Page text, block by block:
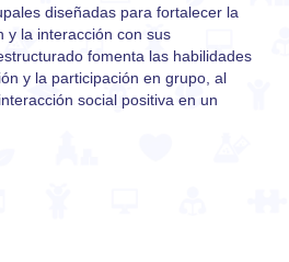
diseñadas para fortalecer la
y la interacción con sus
fomenta las habilidades
y la participación en grupo, al
social positiva en un